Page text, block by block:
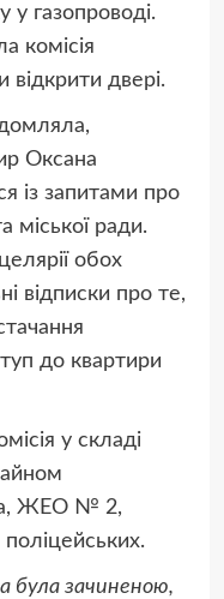
у газопроводі.
комісія
двері.
Оксана
із запитами про
міської ради.
обох
відписки про те,
до квартири
у складі
ЖЕО № 2,
поліцейських.
була зачиненою,